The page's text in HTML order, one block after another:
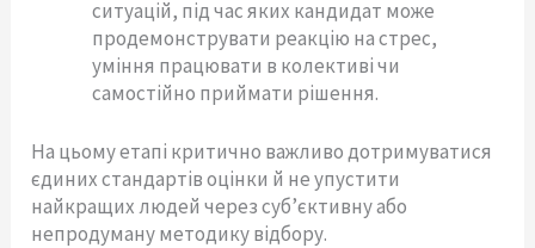
ситуацій, під час яких кандидат може
продемонструвати реакцію на стрес,
уміння працювати в колективі чи
самостійно приймати рішення.
На цьому етапі критично важливо дотримуватися
єдиних стандартів оцінки й не упустити
найкращих людей через суб’єктивну або
непродуману методику відбору.